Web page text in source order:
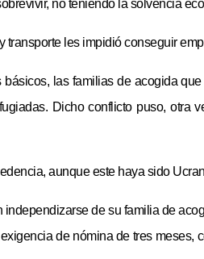
no teniendo la solvencia
transporte les impidió conseguir
las familias de acogida
Dicho conflicto puso, otra
aunque este haya sido
de su familia de
de nómina de tres